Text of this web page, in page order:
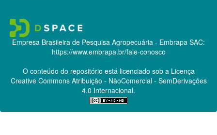
Empresa Brasileira de Pesquisa Agropecuária - Embrapa SAC:
https://www.embrapa.br/fale-conosco
O conteúdo do repositório está licenciado sob a Licença
Creative CommonsAtribuição - NãoComercial - SemDerivações
4.0 Internacional.